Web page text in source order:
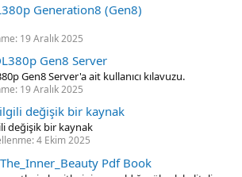
Generation8 (Gen8)
19 Aralık 2025
Gen8 Server
Gen8 Server'a ait kullanıcı kılavuzu.
19 Aralık 2025
değişik bir kaynak
değişik bir kaynak
4 Ekim 2025
Pdf Book